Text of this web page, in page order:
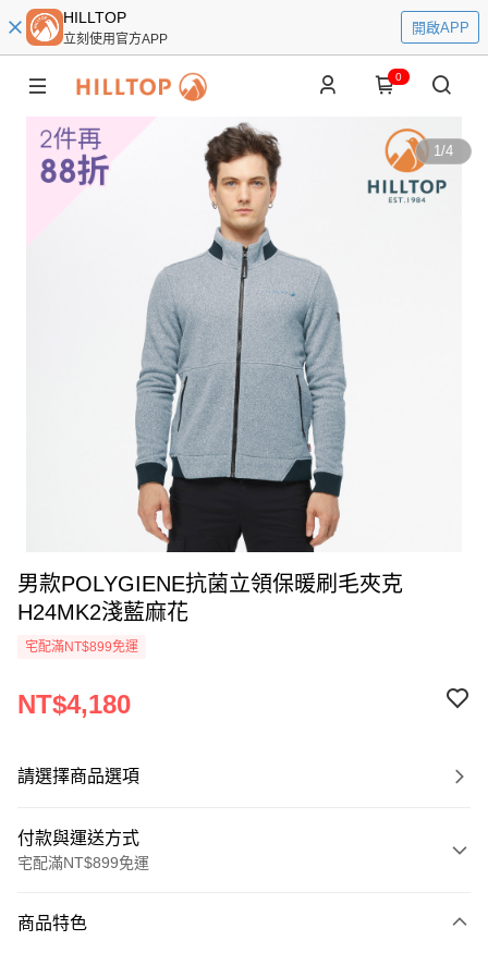
HILLTOP
立刻使用官方APP
開啟APP
0
1/4
男款POLYGIENE抗菌立領保暖刷毛夾克
H24MK2淺藍麻花
宅配滿NT$899免運
NT$4,180
請選擇商品選項
付款與運送方式
宅配滿NT$899免運
信用卡一次付款
商品特色